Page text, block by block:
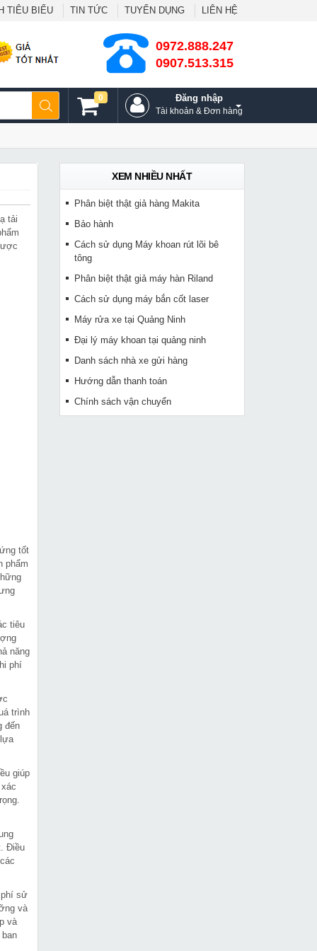
TIÊU BIỂU TIN TỨC TUYỂN DỤNG LIÊN HỆ
0972.888.247
0907.513.315
Đăng nhập
Tài khoản & Đơn hàng
0
tải
tốt
phẩm
tiêu
năng
phí
trình
đến
giúp
Điều
phí sử
và
và
XEM NHIỀU NHẤT
Phân biệt thật giả hàng Makita
Bảo hành
Cách sử dụng Máy khoan rút lõi bê
tông
Phân biệt thật giả máy hàn Riland
Cách sử dụng máy bắn cốt laser
Máy rửa xe tại Quảng Ninh
Đại lý máy khoan tại quảng ninh
Danh sách nhà xe gửi hàng
Hướng dẫn thanh toán
Chính sách vận chuyển